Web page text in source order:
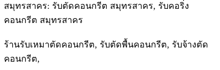
สมุทรสาคร: รับตัดคอนกรีต สมุทรสาคร, รับคอริ่ง
คอนกรีต สมุทรสาคร
ร้านรับเหมาตัดคอนกรีต, รับตัดพื้นคอนกรีต, รับจ้างตัด
คอนกรีต,